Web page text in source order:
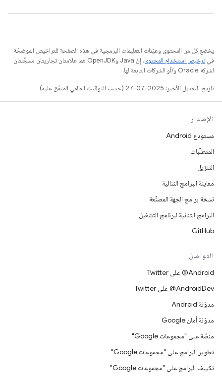
يخضع كل من المحتوى وعيّنات التعليمات البرمجية في هذه الصفحة للتراخيص الموضحّة
فيترخيص استخدام المحتوى
. إنّ Java وOpenJDK هما علامتان تجاريتان مسجَّلتان
لشركة Oracle و/أو الشركات التابعة لها.
تاريخ التعديل الأخير: 2025-07-27 (حسب التوقيت العالمي المتفَّق عليه)
الإصدار
مستودع Android
المتطلّبات
التنزيل
معاينة البرامج الثنائية
نسخة برامج الجهة المصنِّعة
البرامج الثنائية لبرنامج التشغيل
GitHub
التواصل
‎@Android على Twitter
‎@AndroidDev على Twitter
مدوّنة Android
مدوّنة أمان Google
منصّة على "مجموعات Google"
تطوير البرامج على "مجموعات Google"
تكييف البرامج على "مجموعات Google"